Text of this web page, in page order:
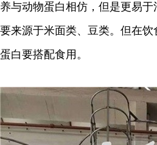
养与动物蛋白相仿，但是更易
要来源于米面类、豆类。但在
蛋白要搭配食用。